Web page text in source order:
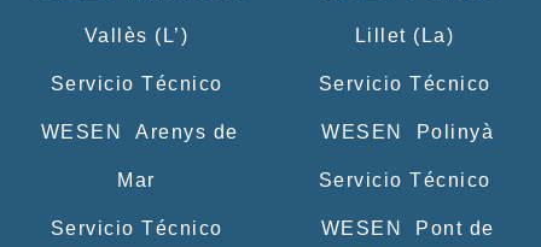
Vallès (L’)
Servicio Técnico
WESEN Arenys de
Mar
Servicio Técnico
Lillet (La)
Servicio Técnico
WESEN Polinyà
Servicio Técnico
WESEN Pont de